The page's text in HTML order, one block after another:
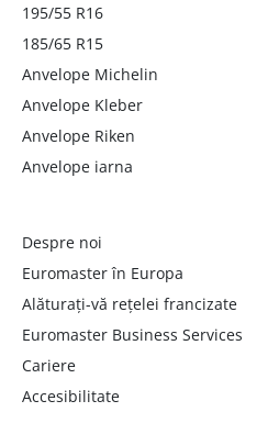
195/55 R16
185/65 R15
Anvelope Michelin
Anvelope Kleber
Anvelope Riken
Anvelope iarna
Despre noi
Euromaster în Europa
Alăturați-vă rețelei francizate
Euromaster Business Services
Cariere
Accesibilitate